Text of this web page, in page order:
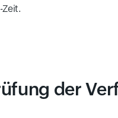
der